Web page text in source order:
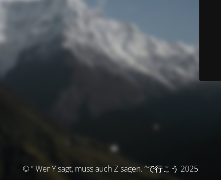
© ” Wer Y sagt, muss auch Z sagen. ”で行こう 2025